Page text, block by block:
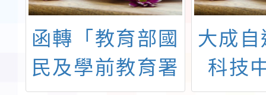
函轉「教育部國
民及學前教育署
大成
科技